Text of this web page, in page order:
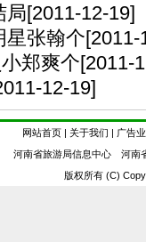
局[2011-12-19]
星张翰个[2011-
郑爽个[2011-
12-19]
网站首页 | 关于我们 | 广告
河南省旅游局信息中心 河
版权所有 (C)